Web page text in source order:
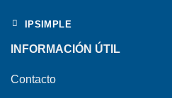
IPSIMPLE
INFORMACIÓN ÚTIL
Contacto